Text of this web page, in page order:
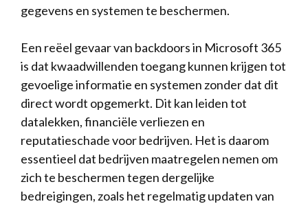
gegevens en systemen te beschermen.
Een ​reëel gevaar van backdoors in Microsoft 365
⁢is ⁢dat kwaadwillenden toegang kunnen ‍krijgen⁤ tot‌
gevoelige informatie en systemen zonder‌ dat dit⁣
direct wordt‍ opgemerkt. ⁢Dit⁢ kan‍ leiden tot
‌datalekken, financiële ​verliezen ⁤en
reputatieschade voor bedrijven. Het⁤ is daarom
essentieel⁣ dat ​bedrijven maatregelen ⁣nemen om
zich te beschermen tegen dergelijke
bedreigingen, zoals het ‍regelmatig​ updaten van⁢